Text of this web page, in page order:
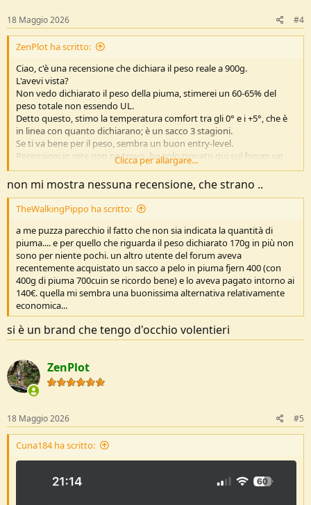
s
:
18 Maggio 2026 #4
ZenPlot ha scritto:
Ciao, c'è una recensione che dichiara il peso reale a 900g.
L'avevi vista?
Non vedo dichiarato il peso della piuma, stimerei un 60-65% del
peso totale non essendo UL.
Detto questo, stimo la temperatura comfort tra gli 0° e i +5°, che è
in linea con quanto dichiarano; è un sacco 3 stagioni.
Se ti va bene per il peso, sembra un buon entry-level.
Recensioni in rete non ne trovo, ho solo trovato qui sul forum un
paragone.
Clicca per allargare...
non mi mostra nessuna recensione, che strano ..
TheWalkingPippo ha scritto:
a me puzza parecchio il fatto che non sia indicata la quantità di
piuma.... e per quello che riguarda il peso dichiarato 170g in più non
sono per niente pochi. un altro utente del forum aveva
recentemente acquistato un sacco a pelo in piuma fjern 400 (con
400g di piuma 700cuin se ricordo bene) e lo aveva pagato intorno ai
140€. quella mi sembra una buonissima alternativa relativamente
economica...
si è un brand che tengo d'occhio volentieri
ZenPlot
18 Maggio 2026 #5
Cuna184 ha scritto: